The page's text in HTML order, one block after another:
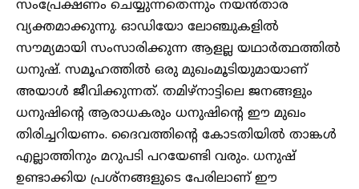
സംപ്രേക്ഷണം ചെയ്യുന്നതെന്നും നയൻതാര
വ്യക്തമാക്കുന്നു. ഓഡിയോ ലോഞ്ചുകളിൽ
സൗമ്യമായി സംസാരിക്കുന്ന ആളല്ല യഥാ‍ർത്ഥത്തിൽ
ധനുഷ്. സമൂഹത്തിൽ ഒരു മുഖംമൂടിയുമായാണ്
അയാൾ ജീവിക്കുന്നത്. തമിഴ്നാട്ടിലെ ജനങ്ങളും
ധനുഷിൻ്റെ ആരാധകരും ധനുഷിൻ്റെ ഈ മുഖം
തിരിച്ചറിയണം. ദൈവത്തിൻ്റെ കോടതിയിൽ താങ്കൾ
എല്ലാത്തിനും മറുപടി പറയേണ്ടി വരും. ധനുഷ്
ഉണ്ടാക്കിയ പ്രശ്നങ്ങളുടെ പേരിലാണ് ഈ